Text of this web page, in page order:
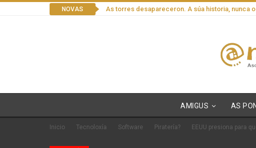
NOVAS As torres desapareceron. A súa historia, nunca
AMIGUS AS
Inicio Tecnoloxía Software Piratería? EEUU presiona para